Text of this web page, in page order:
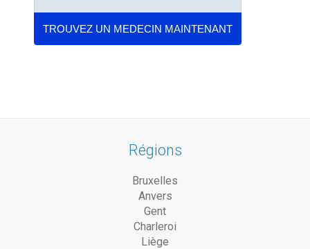
Régions
Bruxelles
Anvers
Gent
Charleroi
Liège